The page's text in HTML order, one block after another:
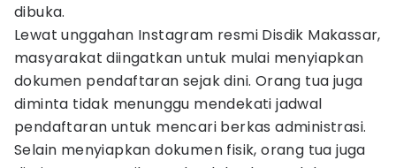
dibuka.
Lewat unggahan Instagram resmi Disdik Makassar,
masyarakat diingatkan untuk mulai menyiapkan
dokumen pendaftaran sejak dini. Orang tua juga
diminta tidak menunggu mendekati jadwal
pendaftaran untuk mencari berkas administrasi.
Selain menyiapkan dokumen fisik, orang tua juga